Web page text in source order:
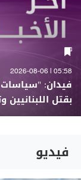
05:58 | 2026-08-06
فيدان:
بقتل
فيديو